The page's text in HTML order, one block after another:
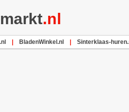
.nl
BladenWinkel.nl Sinterklaas-